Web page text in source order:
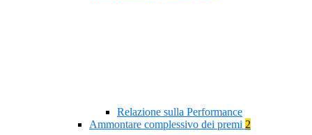
Relazione sulla Performance
Ammontare complessivo dei premi 2